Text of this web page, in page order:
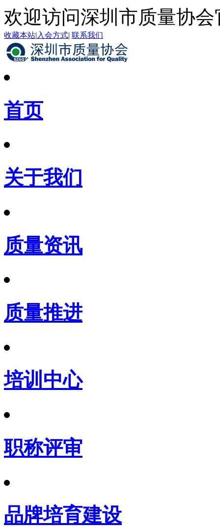
欢迎访问深圳市质量协会
收藏本站| 入会方式| 联系我们
首页
关于我们
质量资讯
质量推进
培训中心
职称评审
品牌培育建设